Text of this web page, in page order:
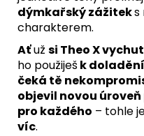
dýmkařský zážiteks
charakterem.
Aťuž si Theo X
ho použiješk doladění
čeká tě
objevil novou
pro každého – tohle
víc.